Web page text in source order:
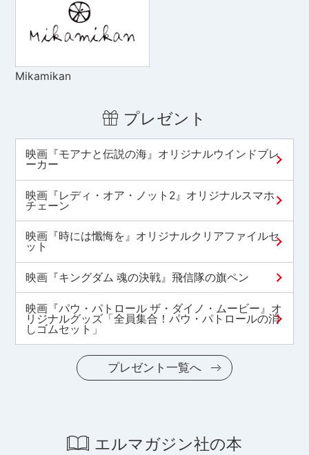
Mikamikan
プレゼント
映画『モアナと伝説の海』オリジナルウインドブレ
ーカー
映画『レディ・オア・ノット2』オリジナルスマホ
チェーン
映画『時には懺悔を』オリジナルクリアファイルセ
ット
映画『キングダム 魂の決戦』飛信隊の旗ペン
映画『パウ・パトロール ザ・ダイノ・ムービー』オ
リジナルグッズ「全員集合！パウ・パトロールの消
しゴムセット」
プレゼント一覧へ
エルマガジン社の本